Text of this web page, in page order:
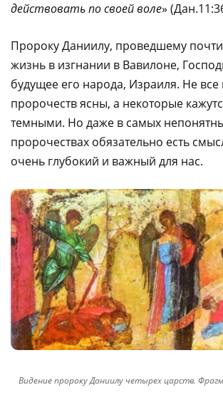
действовать по своей воле»
Пророку Даниилу, проведшему
жизнь в изгнании в Вавилоне,
будущее его народа, Израиля. Не все
пророчеств ясны, а некоторые
темными. Но даже в самых
пророчествах обязательно есть
очень глубокий и важный для нас.
Видение пророку Даниилу четырех царств.